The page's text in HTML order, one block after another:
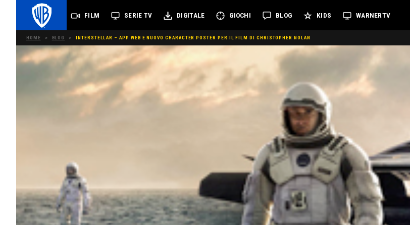
FILM SERIE TV DIGITALE GIOCHI BLOG KIDS WARNERTV
HOME > BLOG > INTERSTELLAR – APP WEB E NUOVO CHARACTER POSTER PER IL FILM DI CHRISTOPHER NOLAN